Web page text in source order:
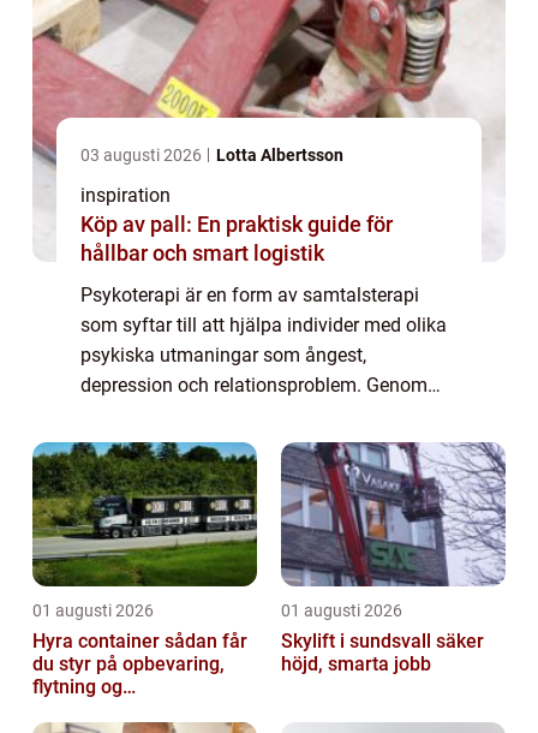
03 augusti 2026 Lotta Albertsson
inspiration
Köp av pall: En praktisk guide för
hållbar och smart logistik
Psykoterapi är en form av samtalsterapi
som syftar till att hjälpa individer med olika
psykiska utmaningar som ångest,
depression och relationsproblem. Genom
bättre, bearb...
01 augusti 2026
Hyra container sådan får
du styr på opbevaring,
flytning og
01 augusti 2026
Skylift i sundsvall säker
höjd, smarta jobb